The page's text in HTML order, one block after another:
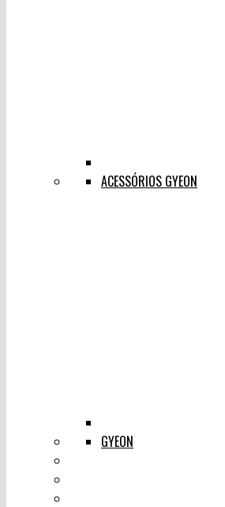
ACESSÓRIOS GYEON
GYEON